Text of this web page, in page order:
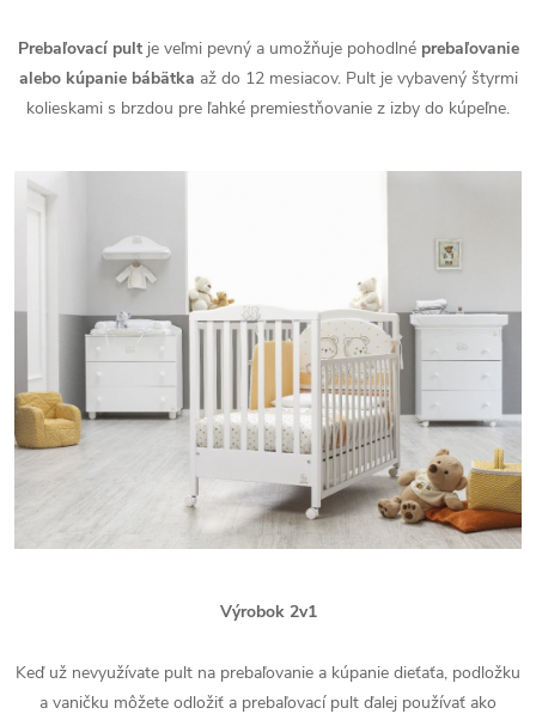
Prebaľovací pultje veľmi pevný a umožňuje pohodlné prebaľovanie
alebo kúpanie bábätka až do 12 mesiacov. Pult je vybavený štyrmi
kolieskami s brzdou pre ľahké premiestňovanie z izby do kúpeľne.
Výrobok 2v1
Keď už nevyužívate pult na prebaľovanie a kúpanie dieťaťa, podložku
a vaničku môžete odložiť a prebaľovací pult ďalej používať ako